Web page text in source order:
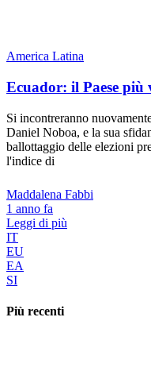
America Latina
Ecuador: il Paese più
Si incontreranno
Daniel Noboa, e la sua
ballottaggio delle elezioni
l'indice di
Maddalena Fabbi
1 anno fa
Leggi di più
IT
EU
EA
SI
Più recenti